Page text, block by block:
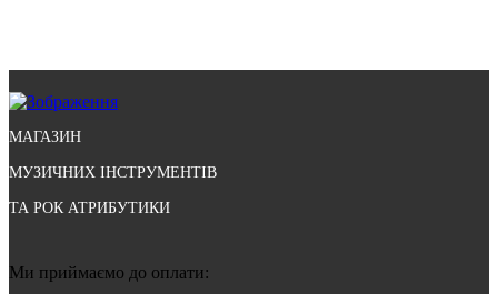
МАГАЗИН
МУЗИЧНИХ ІНСТРУМЕНТІВ
ТА РОК АТРИБУТИКИ
Ми приймаємо до оплати: